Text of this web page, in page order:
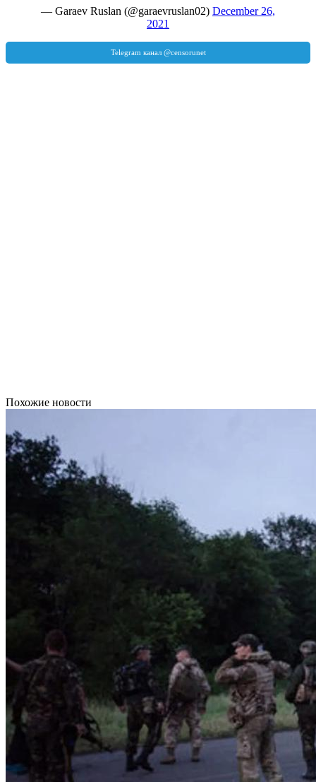
— Garaev Ruslan (@garaevruslan02) December 26,
2021
Похожие новости